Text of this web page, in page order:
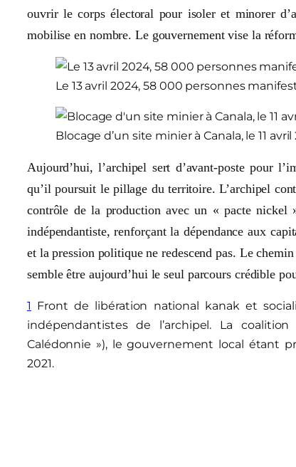
ouvrir le corps électoral pour isoler et minorer
mobilise en nombre. Le gouvernement vise la
Le 13 avril 2024, 58 000 personnes
Blocage d’un site minier à Canala, le 11
Aujourd’hui, l’archipel sert d’avant-poste pour
qu’il poursuit le pillage du territoire. L’archipel
contrôle de la production avec un « pacte nickel
indépendantiste, renforçant la dépendance aux
et la pression politique ne redescend pas. Le
semble être aujourd’hui le seul parcours crédible
1 Front de libération national kanak et
indépendantistes de l’archipel. La
Calédonnie »), le gouvernement local étant
2021.